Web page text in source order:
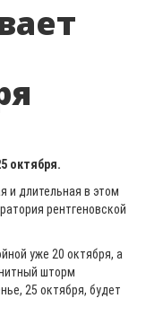
октября.
и длительная в этом
рентгеновской
уже 20 октября, а
шторм
25 октября, будет